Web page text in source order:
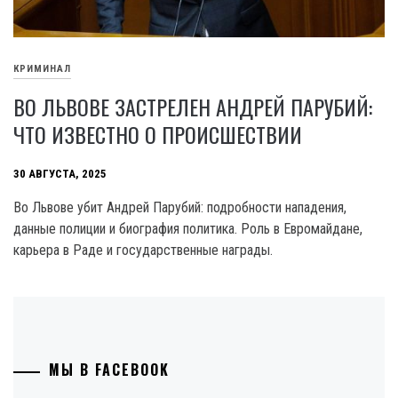
КРИМИНАЛ
ВО ЛЬВОВЕ ЗАСТРЕЛЕН АНДРЕЙ ПАРУБИЙ:
ЧТО ИЗВЕСТНО О ПРОИСШЕСТВИИ
30 АВГУСТА, 2025
Во Львове убит Андрей Парубий: подробности нападения,
данные полиции и биография политика. Роль в Евромайдане,
карьера в Раде и государственные награды.
МЫ В FACEBOOK